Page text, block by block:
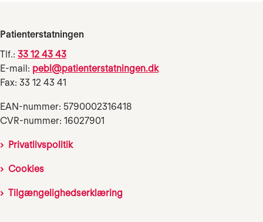
Patienterstatningen
Tlf.: 33 12 43 43
E-mail: pebl@patienterstatningen.dk
Fax: 33 12 43 41
EAN-nummer: 5790002316418
CVR-nummer: 16027901
Privatlivspolitik
Cookies
Tilgængelighedserklæring